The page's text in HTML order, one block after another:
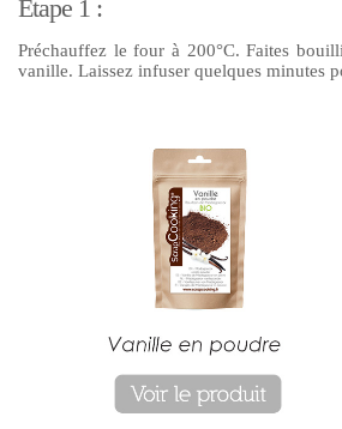
Étape 1 :
Préchauffez le four à 200°C. Faites
vanille. Laissez infuser quelques minutes